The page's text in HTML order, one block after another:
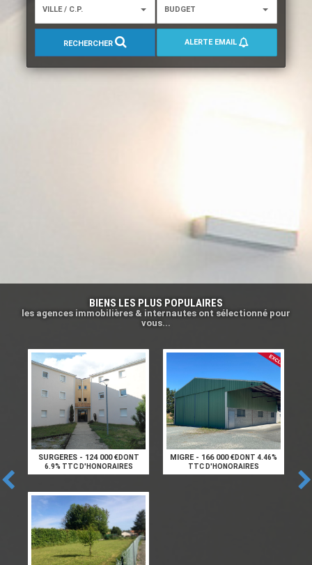
VILLE / C.P. BUDGET
RECHERCHER ALERTE EMAIL
BIENS LES PLUS POPULAIRES
les agences immobilières & internautes ont sélectionné pour
vous...
SURGERES - 124 000 €DONT
6.9% TTC D'HONORAIRES
MIGRE - 166 000 €DONT 4.46%
TTC D'HONORAIRES